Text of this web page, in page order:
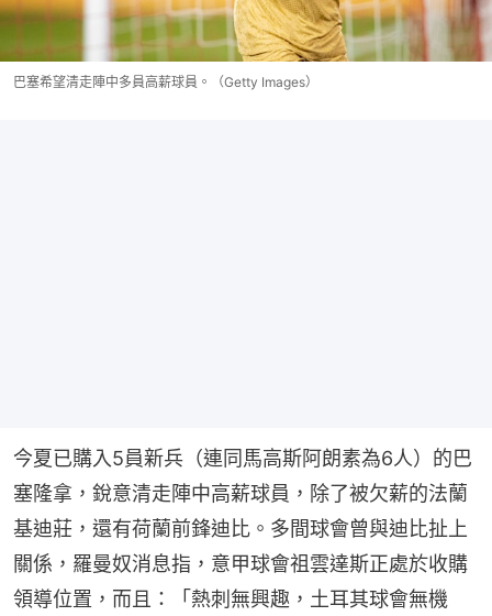
巴塞希望清走陣中多員高薪球員。（Getty Images）
今夏已購入5員新兵（連同馬高斯阿朗素為6人）的巴
塞隆拿，銳意清走陣中高薪球員，除了被欠薪的法蘭
基迪莊，還有荷蘭前鋒迪比。多間球會曾與迪比扯上
關係，羅曼奴消息指，意甲球會祖雲達斯正處於收購
領導位置，而且：「熱刺無興趣，土耳其球會無機